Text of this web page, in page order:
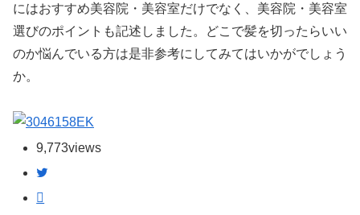
にはおすすめ美容院・美容室だけでなく、美容院・美容室
選びのポイントも記述しました。どこで髪を切ったらいい
のか悩んでいる方は是非参考にしてみてはいかがでしょう
か。
EK
9,773views